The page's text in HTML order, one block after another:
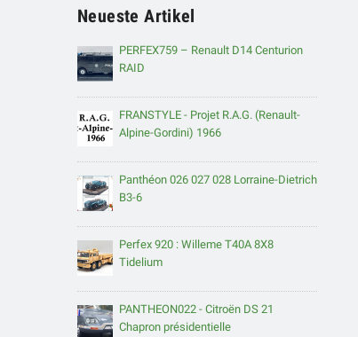
Neueste Artikel
PERFEX759 – Renault D14 Centurion
RAID
FRANSTYLE - Projet R.A.G. (Renault-
Alpine-Gordini) 1966
Panthéon 026 027 028 Lorraine-Dietrich
B3-6
Perfex 920 : Willeme T40A 8X8
Tidelium
PANTHEON022 - Citroën DS 21
Chapron présidentielle